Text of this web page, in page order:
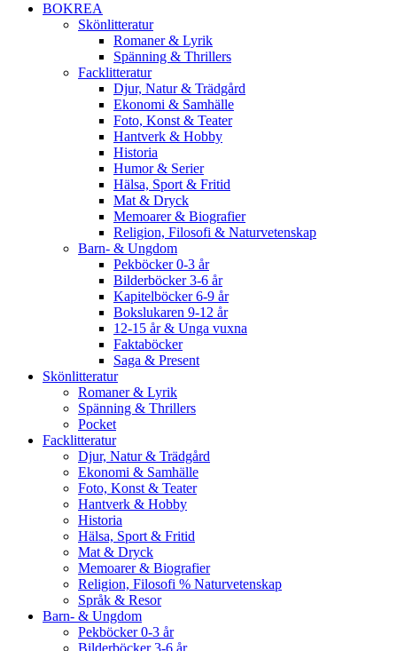
BOKREA
Skönlitteratur
Romaner & Lyrik
Spänning & Thrillers
Facklitteratur
Djur, Natur & Trädgård
Ekonomi & Samhälle
Foto, Konst & Teater
Hantverk & Hobby
Historia
Humor & Serier
Hälsa, Sport & Fritid
Mat & Dryck
Memoarer & Biografier
Religion, Filosofi & Naturvetenskap
Barn- & Ungdom
Pekböcker 0-3 år
Bilderböcker 3-6 år
Kapitelböcker 6-9 år
Bokslukaren 9-12 år
12-15 år & Unga vuxna
Faktaböcker
Saga & Present
Skönlitteratur
Romaner & Lyrik
Spänning & Thrillers
Pocket
Facklitteratur
Djur, Natur & Trädgård
Ekonomi & Samhälle
Foto, Konst & Teater
Hantverk & Hobby
Historia
Hälsa, Sport & Fritid
Mat & Dryck
Memoarer & Biografier
Religion, Filosofi % Naturvetenskap
Språk & Resor
Barn- & Ungdom
Pekböcker 0-3 år
Bilderböcker 3-6 år